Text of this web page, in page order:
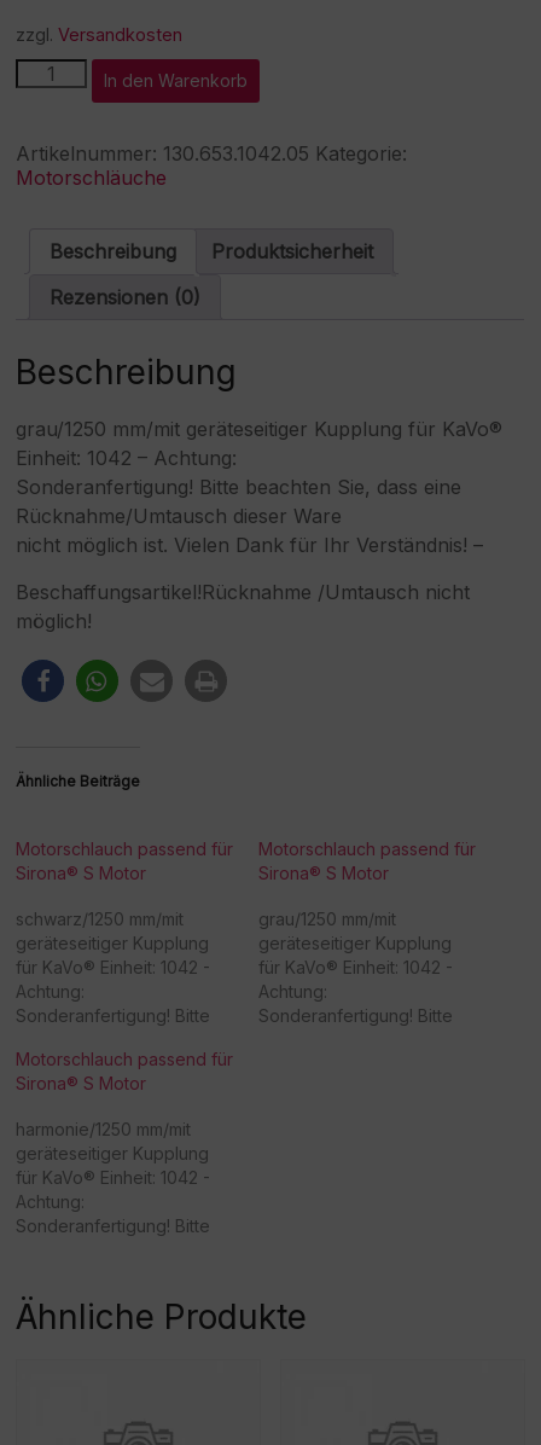
zzgl.Versandkosten
Motorschlauch
passend
Sirona®
SL
D+
Menge
In den Warenkorb
l
e
r
i
Artikelnummer: 130.653.1042.05 Kategorie:
Motorschläuche
Beschreibung
Produktsicherheit
Rezensionen (0)
Beschreibung
grau/1250 mm/mit geräteseitiger Kupplung für KaVo®
Einheit: 1042 – Achtung:
Sonderanfertigung! Bitte beachten Sie, dass eine
Rücknahme/Umtausch dieser Ware
nicht möglich ist. Vielen Dank für Ihr Verständnis! –
Beschaffungsartikel!Rücknahme /Umtausch nicht
möglich!
Ähnliche Beiträge
Motorschlauch passend für
Sirona® S Motor
schwarz/1250 mm/mit
geräteseitiger Kupplung
für KaVo® Einheit: 1042 -
Achtung:
Sonderanfertigung! Bitte
Rücknahme/Umtausch
dieser Ware nicht möglich
Verständnis! -
Beschaffungsartikel!Rückn
ahme /Umtausch nicht
möglich!
Motorschlauch passend für
Sirona® S Motor
grau/1250 mm/mit
geräteseitiger Kupplung
für KaVo® Einheit: 1042 -
Achtung:
Sonderanfertigung! Bitte
Motorschlauch passend für
Sirona® S Motor
harmonie/1250 mm/mit
geräteseitiger Kupplung
für KaVo® Einheit: 1042 -
Achtung:
Sonderanfertigung! Bitte
dieser Ware nicht möglich
ist. Vielen Dank für Ihr
Ähnliche Produkte